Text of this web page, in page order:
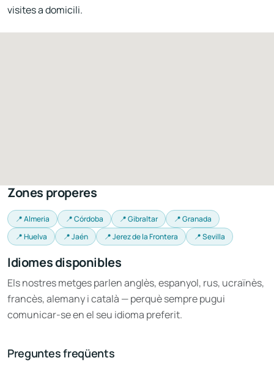
visites a domicili.
Zones properes
📍 Almeria 📍 Córdoba 📍 Gibraltar
📍 Granada
📍 Huelva
📍 Jaén 📍 Jerez de la Frontera 📍 Sevilla
Idiomes disponibles
Els nostres metges parlen anglès, espanyol, rus, ucraïnès,
francès, alemany i català — perquè sempre pugui
comunicar-se en el seu idioma preferit.
Preguntes freqüents